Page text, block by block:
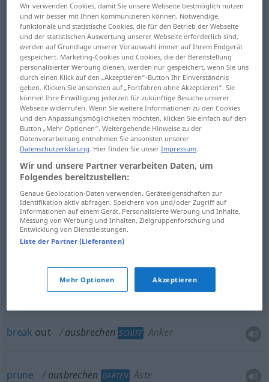
takeout ausbrechenStein aus einem
Schmuckstück
remove ausbrechenStein aus einem
Schmuckstück
quarry ausbrechen BERGB Gestein
ausbrechen TECH Metallteilchen
break out ausbrechen SCHIFF Anker
prune ausbrechen GARTEN Äste
Wir verwenden Cookies, damit Sie unsere Webseite bestmöglich nutzen
und wir besser mit Ihnen kommunizieren können. Notwendige,
funktionale und statistische Cookies, die für den Betrieb der Webseite
und der statistischen Auswertung unserer Webseite erforderlich sind,
werden auf Grundlage unserer Vorauswahl immer auf Ihrem Endgerät
gespeichert. Marketing-Cookies und Cookies, die der Bereitstellung
personalisierter Werbung dienen, werden nur gespeichert, wenn Sie uns
durch einen Klick auf den „Akzeptieren“-Button Ihr Einverständnis
geben. Klicken Sie ansonsten auf „Fortfahren ohne Akzeptieren“. Sie
können Ihre Einwilligung jederzeit für zukünftige Besuche unserer
Webseite widerrufen. Wenn Sie weitere Informationen zu den Cookies
und den Anpassungsmöglichkeiten möchten, klicken Sie einfach auf den
Button „Mehr Optionen“. Weitergehende Hinweise zu der
Datenverarbeitung entnehmen Sie ansonsten unserer
Datenschutzerklärung. Hier finden Sie unserImpressum.
Wir und unsere Partner verarbeiten Daten, um
Folgendes bereitzustellen:
Genaue Geolocation-Daten verwenden. Geräteeigenschaften zur
Identifikation aktiv abfragen. Speichern von und/oder Zugriff auf
Informationen auf einem Gerät. Personalisierte Werbung und Inhalte,
Messung von Werbung und Inhalten, Zielgruppenforschung und
Entwicklung von Dienstleistungen.
Liste der Partner (Lieferanten)
Mehr Optionen Akzeptieren